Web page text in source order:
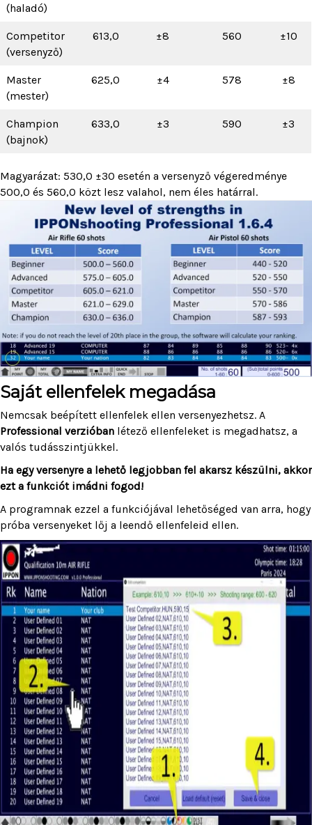
(haladó)
Competitor
(versenyző)
613,0 ±8 560 ±10
Master
(mester)
625,0 ±4 578 ±8
Champion
(bajnok)
633,0 ±3 590 ±3
Magyarázat: 530,0 ±30 esetén a versenyző végeredménye
500,0 és 560,0 közt lesz valahol, nem éles határral.
Saját ellenfelek megadása
Nemcsak beépített ellenfelek ellen versenyezhetsz. A
Professional verzióban létező ellenfeleket is megadhatsz, a
valós tudásszintjükkel.
Ha egy versenyre a lehető legjobban fel akarsz készülni, akkor
ezt a funkciót imádni fogod!
A programnak ezzel a funkciójával lehetőséged van arra, hogy
próba versenyeket lőj a leendő ellenfeleid ellen.